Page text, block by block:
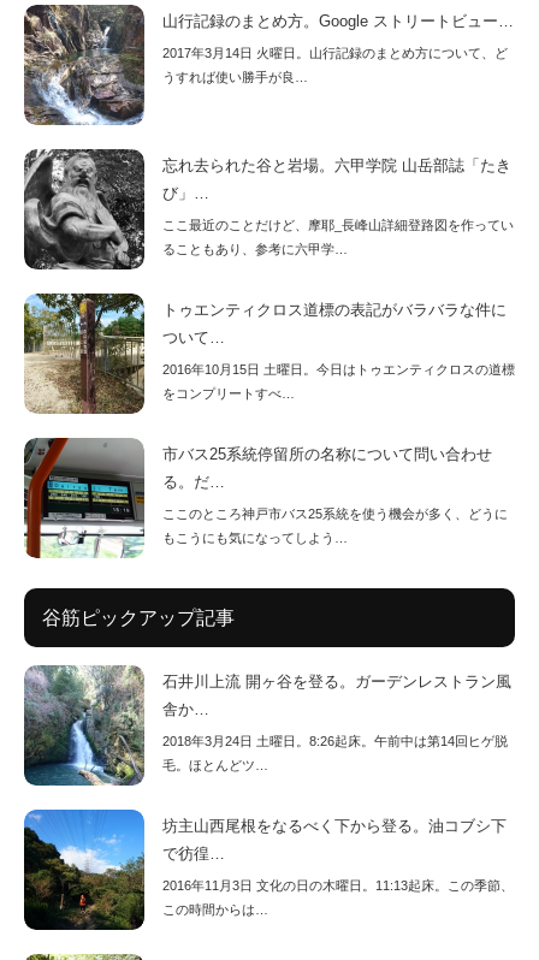
山行記録のまとめ方。Google ストリートビュー…
2017年3月14日 火曜日。山行記録のまとめ方について、ど
うすれば使い勝手が良…
忘れ去られた谷と岩場。六甲学院 山岳部誌「たき
び」…
ここ最近のことだけど、摩耶_長峰山詳細登路図を作ってい
ることもあり、参考に六甲学…
トゥエンティクロス道標の表記がバラバラな件に
ついて…
2016年10月15日 土曜日。今日はトゥエンティクロスの道標
をコンプリートすべ…
市バス25系統停留所の名称について問い合わせ
る。だ…
ここのところ神戸市バス25系統を使う機会が多く、どうに
もこうにも気になってしよう…
谷筋ピックアップ記事
石井川上流 開ヶ谷を登る。ガーデンレストラン風
舎か…
2018年3月24日 土曜日。8:26起床。午前中は第14回ヒゲ脱
毛。ほとんどツ…
坊主山西尾根をなるべく下から登る。油コブシ下
で彷徨…
2016年11月3日 文化の日の木曜日。11:13起床。この季節、
この時間からは…